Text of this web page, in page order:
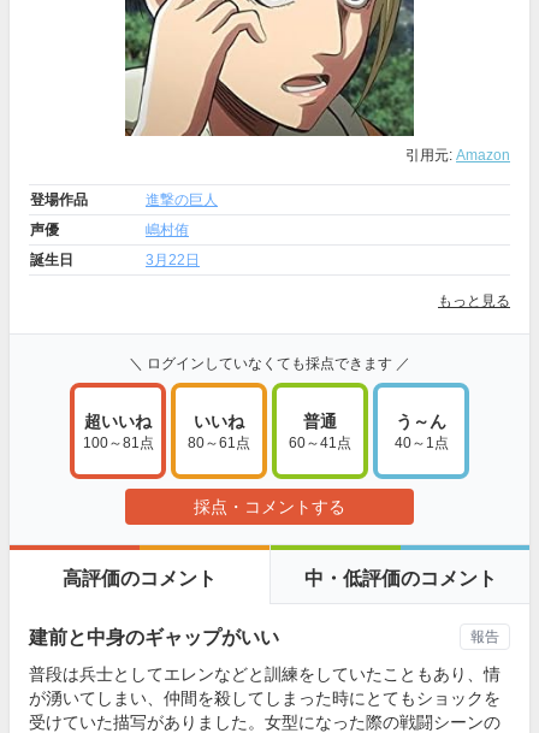
引用元: Amazon
登場作品
進撃の巨人
声優
嶋村侑
誕生日
3月22日
もっと見る
＼ ログインしていなくても採点できます ／
超いいね
100～81点
いいね
80～61点
普通
60～41点
う～ん
40～1点
採点・コメントする
高評価のコメント 中・低評価のコメント
建前と中身のギャップがいい
普段は兵士としてエレンなどと訓練をしていたこともあり、情
が湧いてしまい、仲間を殺してしまった時にとてもショックを
受けていた描写がありました。女型になった際の戦闘シーンの
報告